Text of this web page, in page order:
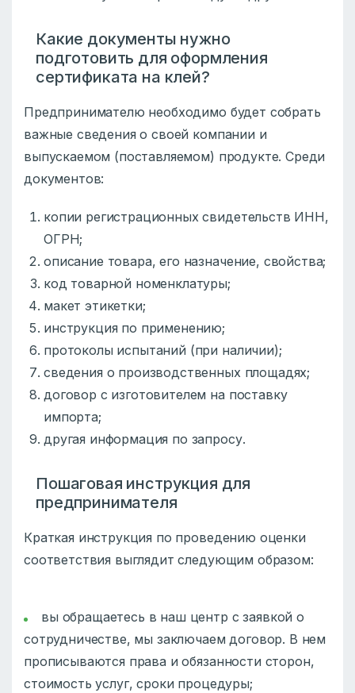
Какие документы нужно
подготовить для оформления
сертификата на клей?
Предпринимателю необходимо будет собрать
важные сведения о своей компании и
выпускаемом (поставляемом) продукте. Среди
документов:
копии регистрационных свидетельств ИНН,
ОГРН;
описание товара, его назначение, свойства;
код товарной номенклатуры;
макет этикетки;
инструкция по применению;
протоколы испытаний (при наличии);
сведения о производственных площадях;
договор с изготовителем на поставку
импорта;
другая информация по запросу.
Пошаговая инструкция для
предпринимателя
Краткая инструкция по проведению оценки
соответствия выглядит следующим образом:
вы обращаетесь в наш центр с заявкой о
сотрудничестве, мы заключаем договор. В нем
прописываются права и обязанности сторон,
стоимость услуг, сроки процедуры;